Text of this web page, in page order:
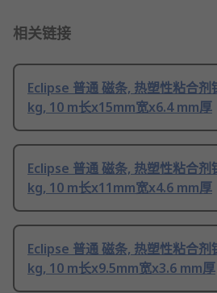
相关链接
Eclipse 普通 磁条, 热塑性粘合剂
kg, 10 m长x15mm宽x6.4 mm厚
Eclipse 普通 磁条, 热塑性粘合剂
kg, 10 m长x11mm宽x4.6 mm厚
Eclipse 普通 磁条, 热塑性粘合剂
kg, 10 m长x9.5mm宽x3.6 mm厚